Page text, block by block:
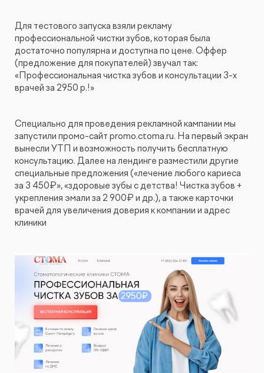
Для тестового запуска взяли рекламу
профессиональной чистки зубов, которая была
достаточно популярна и доступна по цене. Оффер
(предложение для покупателей) звучал так:
«Профессиональная чистка зубов и консультации 3-х
врачей за 2950 р.!»
Специально для проведения рекламной кампании мы
запустили промо-сайт promo.ctoma.ru. На первый экран
вынесли УТП и возможность получить бесплатную
консультацию. Далее на лендинге разместили другие
специальные предложения («лечение любого кариеса
за 3 450₽», «здоровые зубы с детства! Чистка зубов +
укрепления эмали за 2 900₽ и др.), а также карточки
врачей для увеличения доверия к компании и адрес
клиники